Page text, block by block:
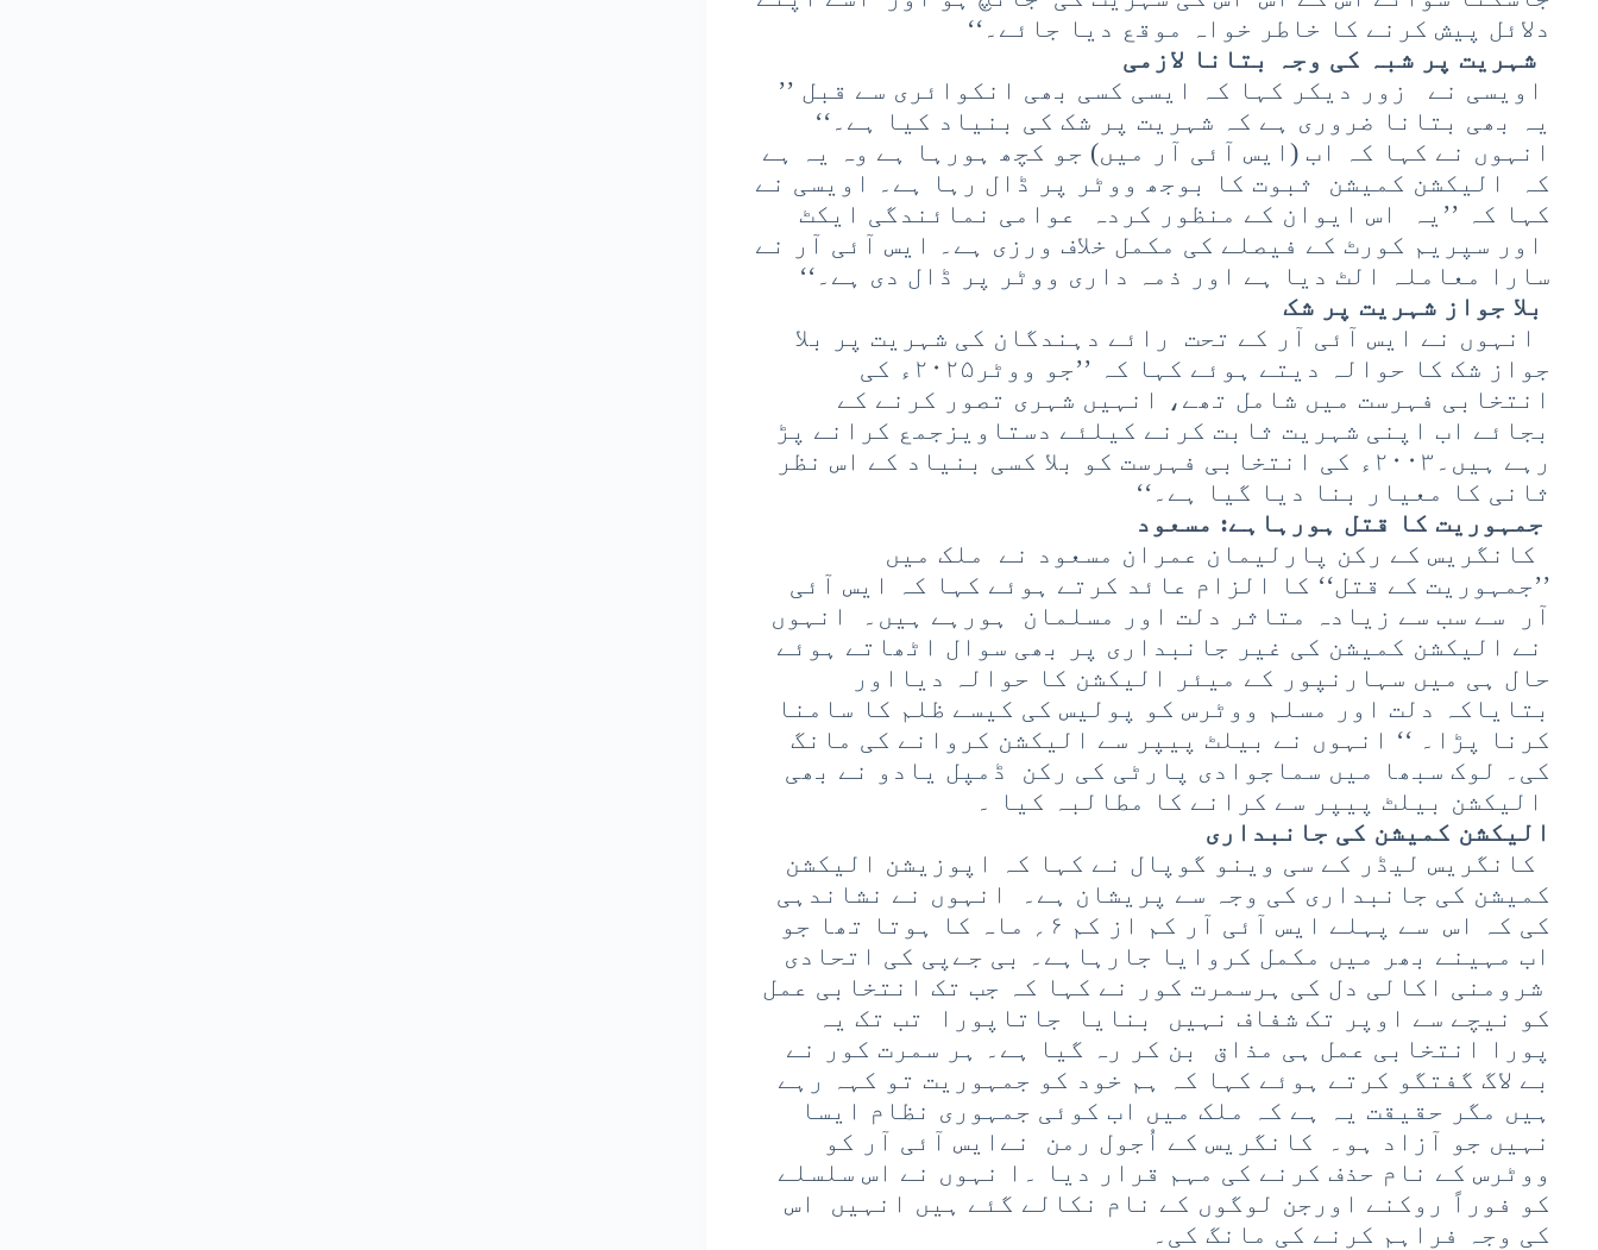
دلائل پیش کرنے کا خاطر خواہ موقع دیا جائے۔‘‘
شہریت پر شبہ کی وجہ بتانا لازمی
اویسی نے زور دیکر کہا کہ ایسی کسی بھی انکوائری سے قبل ’’
یہ بھی بتانا ضروری ہے کہ شہریت پر شک کی بنیاد کیا ہے۔‘‘
انہوں نے کہا کہ اب (ایس آئی آر میں) جو کچھ ہورہا ہے وہ یہ ہے
کہ الیکشن کمیشن ثبوت کا بوجھ ووٹر پر ڈال رہا ہے۔ اویسی نے
کہا کہ ’’یہ اس ایوان کے منظور کردہ عوامی نمائندگی ایکٹ
اور سپریم کورٹ کے فیصلے کی مکمل خلاف ورزی ہے۔ ایس آئی آر نے
سارا معاملہ الٹ دیا ہے اور ذمہ داری ووٹر پر ڈال دی ہے۔‘‘
بلا جواز شہریت پر شک
انہوں نے ایس آئی آر کے تحت رائے دہندگان کی شہریت پر بلا
جواز شک کا حوالہ دیتے ہوئے کہا کہ ’’جو ووٹر۲۰۲۵ء کی
انتخابی فہرست میں شامل تھے، انہیں شہری تصور کرنے کے
بجائے اب اپنی شہریت ثابت کرنے کیلئے دستاویزجمع کرانے پڑ
رہے ہیں۔۲۰۰۳ء کی انتخابی فہرست کو بلا کسی بنیاد کے اس نظر
ثانی کا معیار بنا دیا گیا ہے۔‘‘
جمہوریت کا قتل ہورہاہے: مسعود
کانگریس کے رکن پارلیمان عمران مسعود نے ملک میں
’’جمہوریت کے قتل‘‘ کا الزام عائد کرتے ہوئے کہا کہ ایس آئی
آر سے سب سے زیادہ متاثر دلت اور مسلمان ہورہے ہیں۔ انہوں
نے الیکشن کمیشن کی غیر جانبداری پر بھی سوال اٹھاتے ہوئے
حال ہی میں سہارنپور کے میئر الیکشن کا حوالہ دیااور
بتایاکہ دلت اور مسلم ووٹرس کو پولیس کی کیسے ظلم کا سامنا
کرنا پڑا۔ ‘‘ انہوں نے بیلٹ پیپر سے الیکشن کروانے کی مانگ
کی۔ لوک سبھا میں سماجوادی پارٹی کی رکن ڈمپل یادو نے بھی
الیکشن بیلٹ پیپر سے کرانے کا مطالبہ کیا ۔
الیکشن کمیشن کی جانبداری
کانگریس لیڈر کے سی وینو گوپال نے کہا کہ اپوزیشن الیکشن
کمیشن کی جانبداری کی وجہ سے پریشان ہے۔ انہوں نے نشاندہی
کی کہ اس سے پہلے ایس آئی آر کم از کم ۶؍ ماہ کا ہوتا تھا جو
اب مہینے بھر میں مکمل کروایا جارہاہے۔ بی جےپی کی اتحادی
شرومنی اکالی دل کی ہرسمرت کور نے کہا کہ جب تک انتخابی عمل
کو نیچے سے اوپر تک شفاف نہیں بنایا جاتاپورا تب تک یہ
پورا انتخابی عمل ہی مذاق بن کر رہ گیا ہے۔ ہر سمرت کور نے
بے لاگ گفتگو کرتے ہوئے کہا کہ ہم خود کو جمہوریت تو کہہ رہے
ہیں مگر حقیقت یہ ہے کہ ملک میں اب کوئی جمہوری نظام ایسا
نہیں جو آزاد ہو۔ کانگریس کے اُجول رمن نےایس آئی آر کو
ووٹرس کے نام حذف کرنے کی مہم قرار دیا ۔ا نہوں نے اس سلسلے
کو فوراً روکنے اورجن لوگوں کے نام نکالے گئے ہیں انہیں اس
کی وجہ فراہم کرنے کی مانگ کی۔